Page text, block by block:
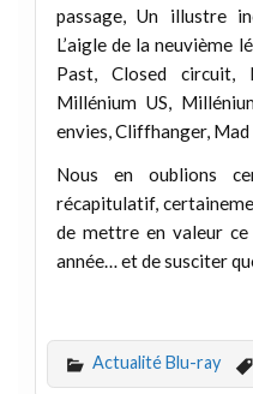
passage, Un illustre
L’aigle de la neuvième
Past, Closed
Millénium US,
envies, Cliffhanger,
Nous en oublions
récapitulatif,
de mettre en valeur
année… et de susciter
Actualité Blu-ray